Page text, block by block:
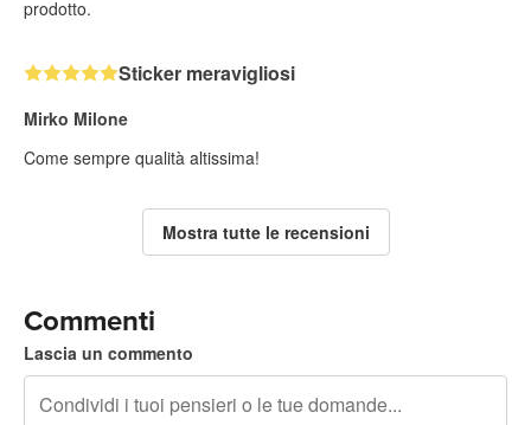
prodotto.
Sticker meravigliosi
Mirko Milone
Come sempre qualità altissima!
Mostra tutte le recensioni
Commenti
Lascia un commento